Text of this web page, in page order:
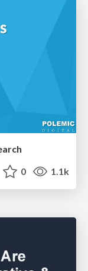
0 1.1k